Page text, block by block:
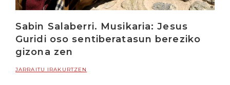
Sabin Salaberri. Musikaria: Jesus
Guridi oso sentiberatasun bereziko
gizona zen
JARRAITU IRAKURTZEN